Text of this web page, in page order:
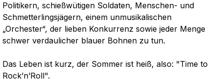
Politikern, schießwütigen Soldaten, Menschen- und
Schmetterlingsjägern, einem unmusikalischen
„Orchester“, der lieben Konkurrenz sowie jeder Menge
schwer verdaulicher blauer Bohnen zu tun.
Das Leben ist kurz, der Sommer ist heiß, also: "Time to
Rock’n’Roll".